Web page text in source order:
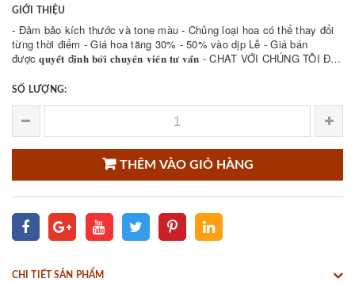
GIỚI THIỆU
- Đảm bảo kích thước và tone màu - Chủng loại hoa có thể thay đổi
từng thời điểm - Giá hoa tăng 30% - 50% vào dịp Lễ - Giá bán
được 𝐪𝐮𝐲𝐞̂́𝐭 đ𝐢̣𝐧𝐡 𝐛𝐨̛̉𝐢 𝐜𝐡𝐮𝐲𝐞̂𝐧 𝐯𝐢𝐞̂𝐧 𝐭𝐮̛ 𝐯𝐚̂́𝐧 - CHAT VỚI CHÚNG TÔI ĐỂ
SỐ LƯỢNG:
THÊM VÀO GIỎ HÀNG
CHI TIẾT SẢN PHẨM